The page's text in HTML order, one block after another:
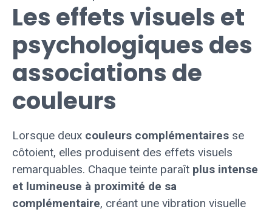
Les effets visuels et
psychologiques des
associations de
couleurs
Lorsque deux couleurs complémentaires se
côtoient, elles produisent des effets visuels
remarquables. Chaque teinte paraît plus intense
et lumineuse à proximité de sa
complémentaire, créant une vibration visuelle